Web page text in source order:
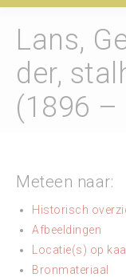
Lans,
der,
(1896 –
Meteen naar:
Historisch
Afbeeldingen
Locatie(s) op
Bronmateriaal